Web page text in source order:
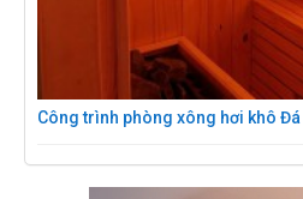
Công trình phòng xông hơi khô